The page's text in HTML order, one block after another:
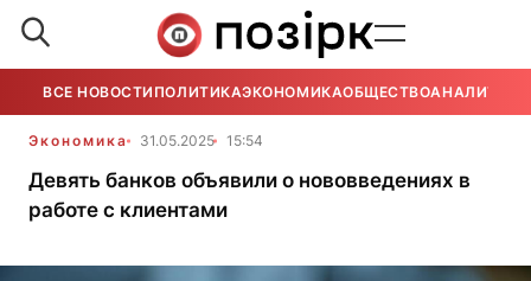
ВСЕ НОВОСТИ ПОЛИТИКАЭКОНОМИКАОБЩЕСТВОАНАЛИТИКА
Экономика 31.05.2025 15:54
Девять банков объявили о нововведениях в
работе с клиентами